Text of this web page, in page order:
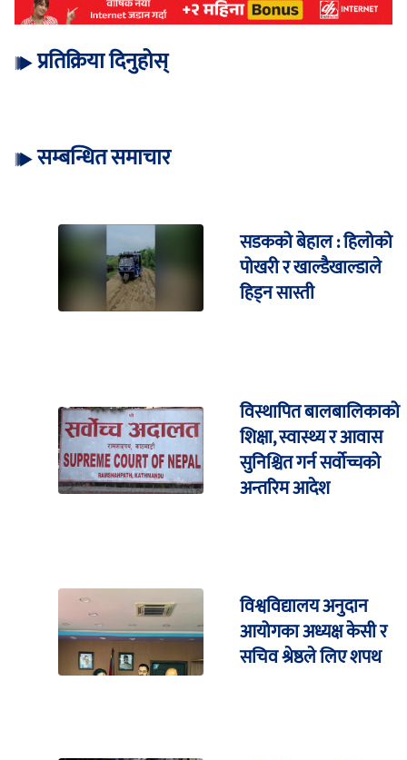
प्रतिक्रिया दिनुहोस्
सम्बन्धित समाचार
सडकको बेहाल : हिलोको
पोखरी र खाल्डैखाल्डाले
हिड्न सास्ती
विस्थापित बालबालिकाको
शिक्षा, स्वास्थ्य र आवास
सुनिश्चित गर्न सर्वोच्चको
अन्तरिम आदेश
विश्वविद्यालय अनुदान
आयोगका अध्यक्ष केसी र
सचिव श्रेष्ठले लिए शपथ